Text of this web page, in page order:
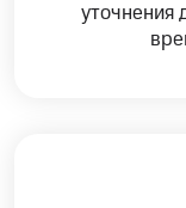
уточнения